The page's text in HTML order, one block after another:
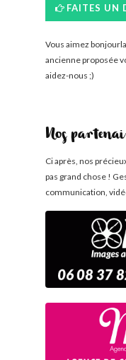
FAITES UN
Vous aimez
ancienne proposée
aidez-nous ;)
Nos
Ci après, nos
pas grand chose !
communication,